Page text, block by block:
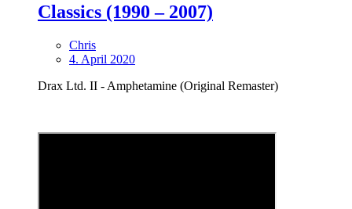
Classics (1990 – 2007)
Chris
4. April 2020
Drax Ltd. II - Amphetamine (Original Remaster)